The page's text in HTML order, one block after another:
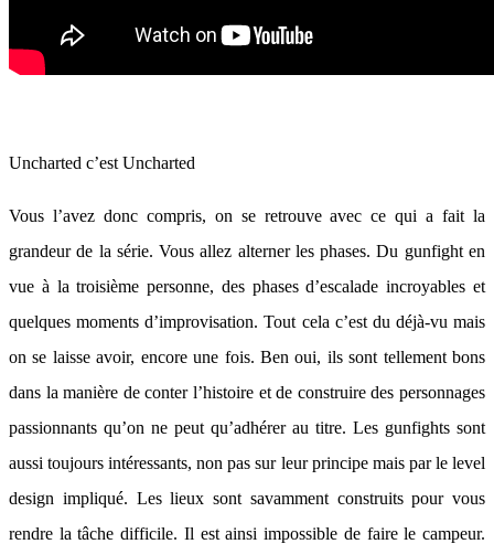
Uncharted c’est Uncharted
Vous l’avez donc compris, on se retrouve avec ce qui a fait la
grandeur de la série. Vous allez alterner les phases. Du gunfight en
vue à la troisième personne, des phases d’escalade incroyables et
quelques moments d’improvisation. Tout cela c’est du déjà-vu mais
on se laisse avoir, encore une fois. Ben oui, ils sont tellement bons
dans la manière de conter l’histoire et de construire des personnages
passionnants qu’on ne peut qu’adhérer au titre. Les gunfights sont
aussi toujours intéressants, non pas sur leur principe mais par le level
design impliqué. Les lieux sont savamment construits pour vous
rendre la tâche difficile. Il est ainsi impossible de faire le campeur.